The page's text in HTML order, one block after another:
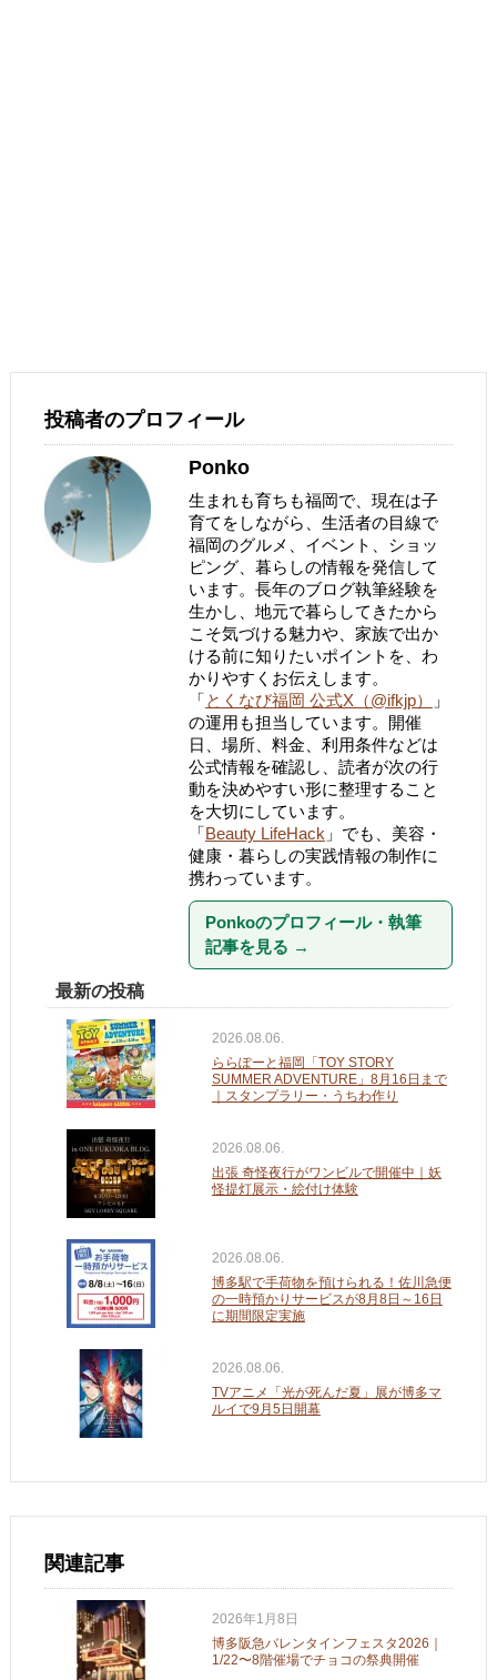
投稿者のプロフィール
Ponko
生まれも育ちも福岡で、現在は子
育てをしながら、生活者の目線で
福岡のグルメ、イベント、ショッ
ピング、暮らしの情報を発信して
います。長年のブログ執筆経験を
生かし、地元で暮らしてきたから
こそ気づける魅力や、家族で出か
ける前に知りたいポイントを、わ
かりやすくお伝えします。
「とくなび福岡 公式X（@ifkjp）
」
の運用も担当しています。開催
日、場所、料金、利用条件などは
公式情報を確認し、読者が次の行
動を決めやすい形に整理すること
を大切にしています。
「Beauty LifeHack 」でも、美容・
健康・暮らしの実践情報の制作に
携わっています。
Ponkoのプロフィール・執筆
記事を見る →
最新の投稿
2026.08.06.
ららぽーと福岡「TOY STORY
SUMMER ADVENTURE」8月16日まで
｜スタンプラリー・うちわ作り
2026.08.06.
出張 奇怪夜行がワンビルで開催中｜妖
怪提灯展示・絵付け体験
2026.08.06.
博多駅で手荷物を預けられる！佐川急便
の一時預かりサービスが8月8日～16日
に期間限定実施
2026.08.06.
TVアニメ「光が死んだ夏」展が博多マ
ルイで9月5日開幕
関連記事
2026年1月8日
博多阪急バレンタインフェスタ2026｜
1/22〜8階催場でチョコの祭典開催